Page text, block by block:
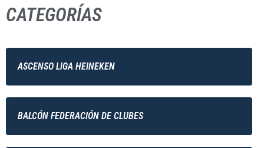
CATEGORÍAS
ASCENSO LIGA HEINEKEN
BALCÓN FEDERACIÓN DE CLUBES